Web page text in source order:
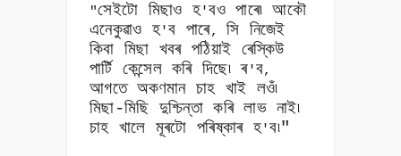
"সেইটো মিছাও হ'বও পাৰে৷ আকৌ
এনেকুৱাও হ'ব পাৰে,সি নিজেই
কিবা মিছা খবৰ পঠিয়াই ৰেস্কিউ
পাৰ্টি কেন্সেল কৰি দিছে৷ ৰ'ব,
আগতে অকণমান চাহ খাই লওঁ৷
মিছা-মিছি দুশ্চিন্তা কৰি লাভ নাই৷
চাহ খালে মূৰটো পৰিষ্কাৰ হ'ব৷"